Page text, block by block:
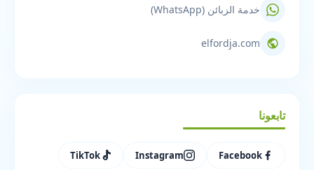
خدمة الزبائن (WhatsApp)
elfordja.com
تابعونا
Facebook
Instagram
TikTok